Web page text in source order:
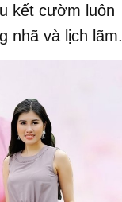
kết cườm luôn
nhã và lịch lãm.